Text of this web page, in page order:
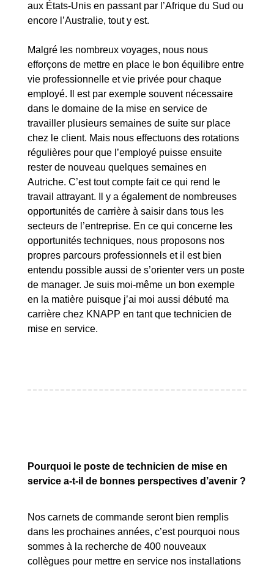
aux États-Unis en passant par l’Afrique du Sud ou
encore l’Australie, tout y est.
Malgré les nombreux voyages, nous nous
efforçons de mettre en place le bon équilibre entre
vie professionnelle et vie privée pour chaque
employé. Il est par exemple souvent nécessaire
dans le domaine de la mise en service de
travailler plusieurs semaines de suite sur place
chez le client. Mais nous effectuons des rotations
régulières pour que l’employé puisse ensuite
rester de nouveau quelques semaines en
Autriche. C’est tout compte fait ce qui rend le
travail attrayant. Il y a également de nombreuses
opportunités de carrière à saisir dans tous les
secteurs de l’entreprise. En ce qui concerne les
opportunités techniques, nous proposons nos
propres parcours professionnels et il est bien
entendu possible aussi de s’orienter vers un poste
de manager. Je suis moi-même un bon exemple
en la matière puisque j’ai moi aussi débuté ma
carrière chez KNAPP en tant que technicien de
mise en service.
Pourquoi le poste de technicien de mise en
service a-t-il de bonnes perspectives d’avenir ?
Nos carnets de commande seront bien remplis
dans les prochaines années, c’est pourquoi nous
sommes à la recherche de 400 nouveaux
collègues pour mettre en service nos installations